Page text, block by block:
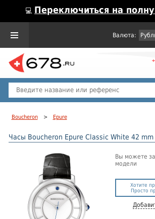
💻 Переключиться на
Boucheron > Epure
Часы Boucheron Epure Classic White 42 mm
Вы можете
модели
Хотите
Просто